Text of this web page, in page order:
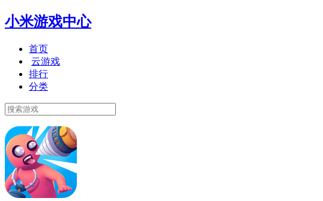
小米游戏中心
首页
云游戏
排行
分类